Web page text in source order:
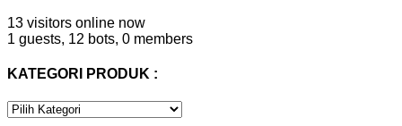
13 visitors online now
1 guests, 12 bots, 0 members
KATEGORI PRODUK :
KATEGORI